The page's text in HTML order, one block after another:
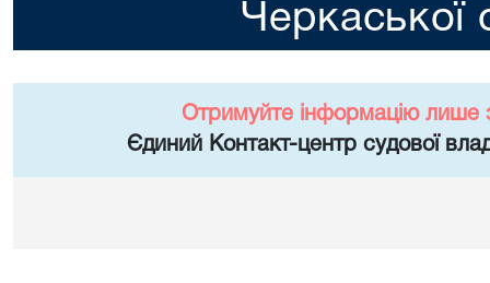
Черкаської
Отримуйте інформацію лише
Єдиний Контакт-центр судової